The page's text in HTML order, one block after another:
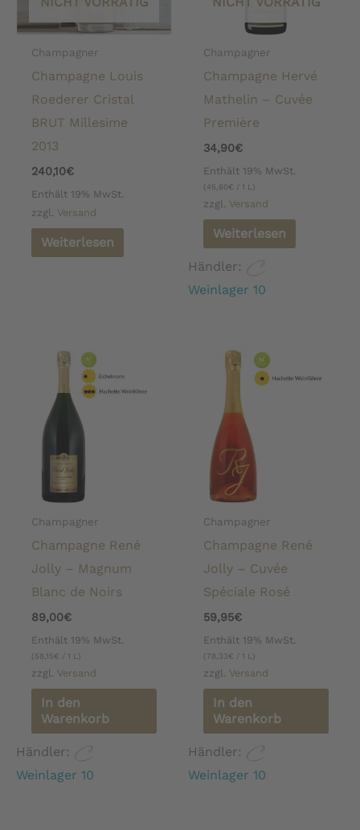
Champagner
Champagne Louis
Roederer Cristal
BRUT Millesime
2013
240,10€
Enthält 19% MwSt.
zzgl. Versand
Weiterlesen
Champagner
Champagne Hervé
Mathelin – Cuvée
Première
34,90€
Enthält 19% MwSt.
(45,60€ / 1 L)
zzgl. Versand
Weiterlesen
Händler:
Weinlager 10
Champagner
Champagne René
Jolly – Magnum
Blanc de Noirs
89,00€
Enthält 19% MwSt.
(58,15€ / 1 L)
zzgl. Versand
In den
Warenkorb
Händler:
Weinlager 10
Champagner
Champagne René
Jolly – Cuvée
Spéciale Rosé
59,95€
Enthält 19% MwSt.
( 78,33€ / 1 L)
zzgl. Versand
In den
Warenkorb
Händler:
Weinlager 10